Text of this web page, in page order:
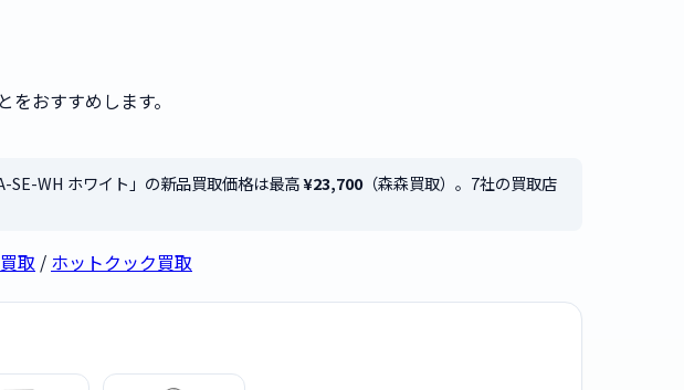
おすすめします。
WH ホワイト」の新品買取価格は最高¥23,700（森森買取）。7社の買取店
取 / ホットクック買取